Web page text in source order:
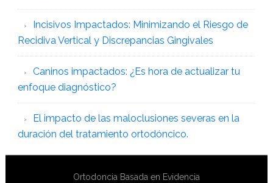
Incisivos Impactados: Minimizando el Riesgo de
Recidiva Vertical y Discrepancias Gingivales
Caninos impactados: ¿Es hora de actualizar tu
enfoque diagnóstico?
El impacto de las maloclusiones severas en la
duración del tratamiento ortodóncico.
Ortodoncia Basada en Evidencia